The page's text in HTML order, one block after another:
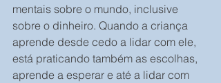
mentais sobre o mundo, inclusive
sobre o dinheiro. Quando a criança
aprende desde cedo a lidar com ele,
está praticando também as escolhas,
aprende a esperar e até a lidar com